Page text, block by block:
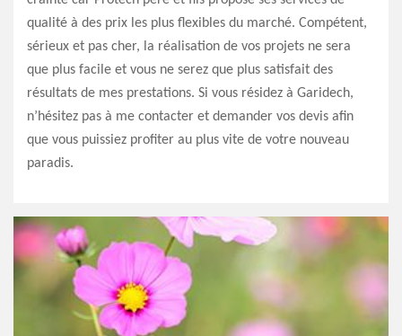
qualité à des prix les plus flexibles du marché. Compétent,
sérieux et pas cher, la réalisation de vos projets ne sera
que plus facile et vous ne serez que plus satisfait des
résultats de mes prestations. Si vous résidez à Garidech,
n’hésitez pas à me contacter et demander vos devis afin
que vous puissiez profiter au plus vite de votre nouveau
paradis.